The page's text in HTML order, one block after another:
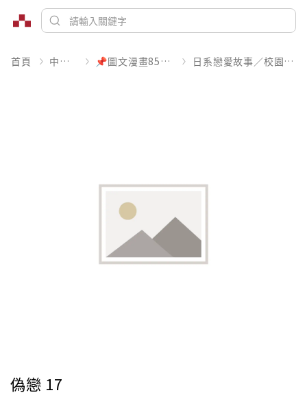
首頁 中文書 📌圖文漫畫85折起 日系戀愛故事／校園青春
偽戀 17